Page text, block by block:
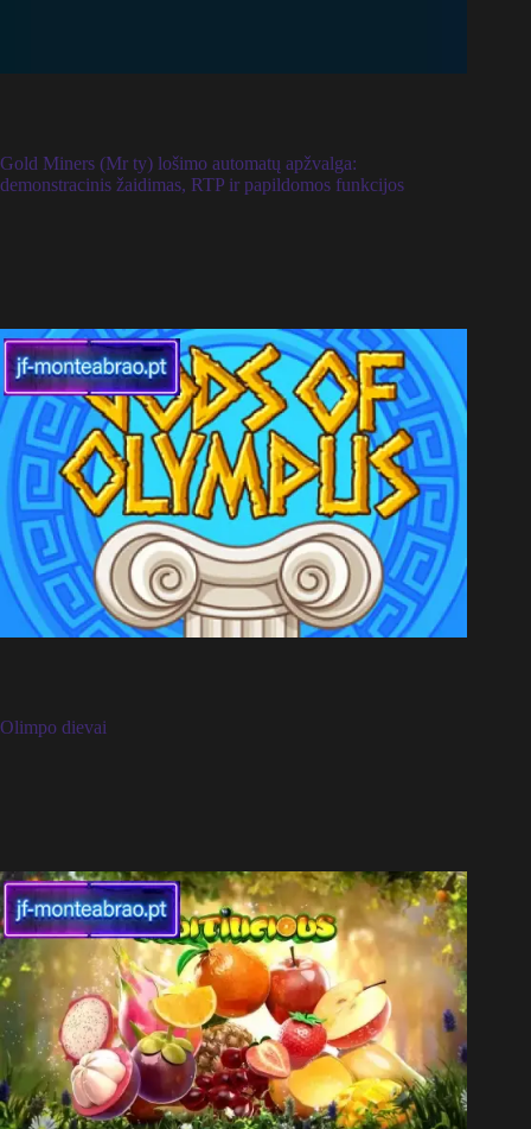
Gold Miners (Mr ty) lošimo automatų apžvalga:
demonstracinis žaidimas, RTP ir papildomos funkcijos
Olimpo dievai